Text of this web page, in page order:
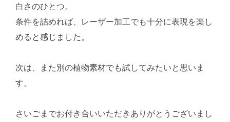
白さのひとつ。
条件を詰めれば、レーザー加工でも十分に表現を楽し
めると感じました。
次は、また別の植物素材でも試してみたいと思いま
す。
さいごまでお付き合いいただきありがとうございまし